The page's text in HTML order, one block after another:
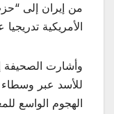
من إيران إلى
الأمريكية
وأشارت الصحيفة
للأسد عبر وسطاء
الهجوم الواسع